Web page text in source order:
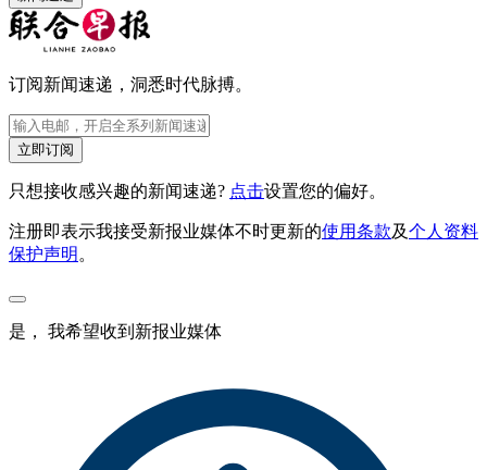
订阅新闻速递，洞悉时代脉搏。
立即订阅
只想接收感兴趣的新闻速递? 点击设置您的偏好。
注册即表示我接受新报业媒体不时更新的使用条款及个人资料
保护声明 。
是， 我希望收到新报业媒体